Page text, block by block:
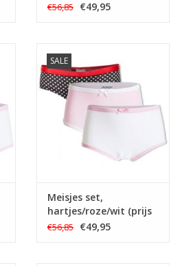
(prijs per 3)
€56,85 €49,95
SALE
Meisjes set,
hartjes/roze/wit (prijs
per 3)
€56,85 €49,95